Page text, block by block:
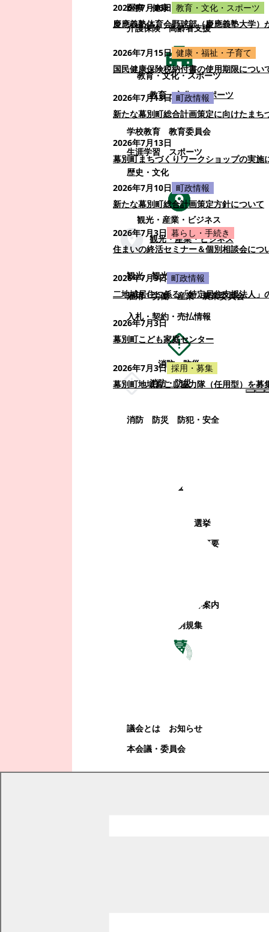
医療・健康
介護保険・高齢者支援
教育・文化・スポーツ
教育・文化・スポーツ
学校教育
教育委員会
生涯学習
スポーツ
歴史・文化
観光・産業・ビジネス
観光・産業・ビジネス
観光
観光・イベント
雇用・労働
産業
農業委員会
入札・契約・売払情報
消防・防災
消防・防災
消防 防災 防犯・安全
町政情報
選挙
町の概要
観光地・公共施設等案内
電子掲示場・例規集
議会とは
お知らせ
本会議・委員会
2026年7月16日 教育・文化・スポーツ
慶應義塾体育会野球部（慶應義塾大学）
2026年7月15日 健康・福祉・子育て
国民健康保険税納付書の使用期限につい
2026年7月13日 町政情報
新たな幕別町総合計画策定に向けたまち
2026年7月13日
幕別町まちづくりワークショップの実施
2026年7月10日 町政情報
新たな幕別町総合計画策定方針について
2026年7月3日 暮らし・手続き
住まいの終活セミナー＆個別相談会につ
2026年7月3日 町政情報
二地域居住に係る「特定居住支援法人」
2026年7月3日
幕別町こども家庭センター
2026年7月3日 採用・募集
幕別町地域おこし協力隊（任用型）を募